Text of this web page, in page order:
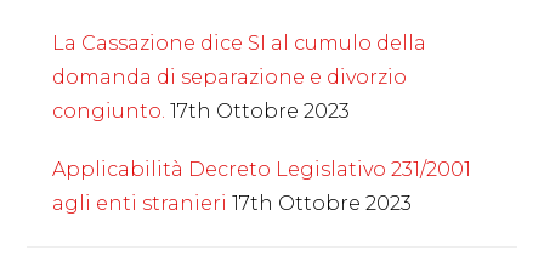
La Cassazione dice SI al cumulo della
domanda di separazione e divorzio
congiunto. 17th Ottobre 2023
Applicabilità Decreto Legislativo 231/2001
agli enti stranieri 17th Ottobre 2023